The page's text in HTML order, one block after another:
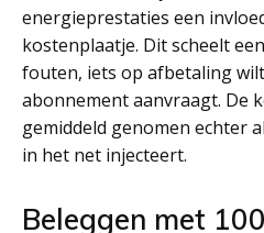
energieprestaties een
kostenplaatje. Dit scheelt
fouten, iets op afbetaling
abonnement aanvraagt. De
gemiddeld genomen echter
in het net injecteert.
Beleggen met